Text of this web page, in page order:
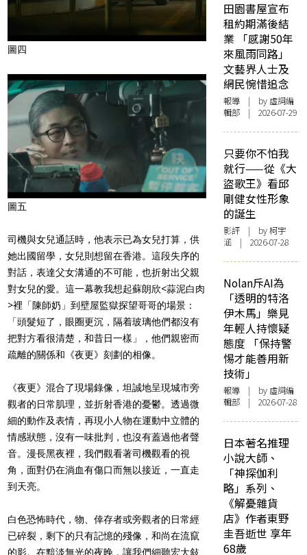
圖四
圖五
司機與女兒通話時，他表示已為女兒打算，供
她出國留學，女兒則想留在香港。這段失序的
對話，表達父女溝通的不可能，也折射出父親
對女兒的愛。這一幕教我想起蘇朗欣<蒜泥白肉
>裡「陳師奶」到壁屋監獄探望哥哥的場景：
「頭髮短了，眼圈更沉，隔着玻璃他們都沒有
把對方看很清楚，和昔日一樣」，他們親密而
疏離的關係和《夜更》刻劃的相像。
《夜更》混合了現場錄像，坦誠地呈現城市旁
觀者的日常肌理，並折射香港的憂鬱。透過微
細的動作及表情，再現小人物在運動中立體的
情感狀態，沒有一味批判，也沒有蓋過他者聲
音。漫長黑夜裡，我們觀看著司機觀看的視
角，面對仍在淌血有傷口而無以接近，一直走
到天亮。
白色恐怖時代，物、倖存者或旁觀者的日常經
已碎裂，剩下的只有記憶的殘像，和尚在流竄
的影。在黯淡無光的夜晚，讓我們細聽宏大敍
田園書屋宣布
租約期滿後結
業 「感謝50年
來風雨同路」
文藝界人士及
網民惋惜追念
報導 | by 虛詞編
輯部 | 2026-07-29
只要你不怕我
就行——從《大
盜歌王》看邱
剛健女性形象
的誕生
影評 | by 柯宇
涵 | 2026-07-28
Nolan斥AI為
「透明的特洛
伊木馬」樂見
年輕人持懷疑
態度 「保持警
惕才能善用新
技術」
報導 | by 虛詞編
輯部 | 2026-07-28
日本著名推理
小說大師、
「神探伽利
略」系列、
《解憂雜貨
店》作者東野
圭吾逝世 享年
68歲